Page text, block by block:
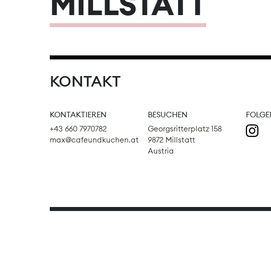
KONTAKT
KONTAKTIEREN
+43 660 7970782
max@cafeundkuchen.at
BESUCHEN
Georgsritterplatz 158
9872 Millstatt
Austria